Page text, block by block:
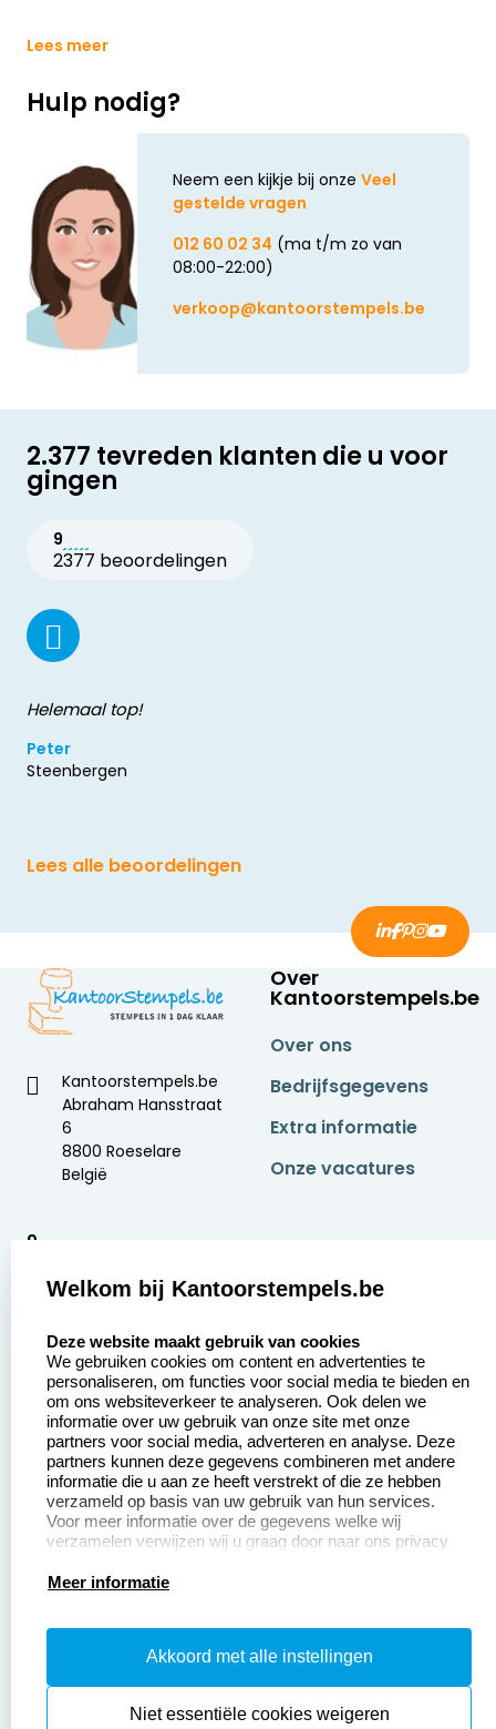
Lees meer
Hulp nodig?
Neem een kijkje bij onze Veel
gestelde vragen
012 60 02 34 (ma t/m zo van
08:00-22:00)
verkoop@kantoorstempels.be
2.377 tevreden klanten die u voor
gingen
9
2377 beoordelingen
Helemaal top!
Peter
Steenbergen
Lees alle beoordelingen
Kantoorstempels.be
Abraham Hansstraat
6
8800 Roeselare
België
9
Over
Kantoorstempels.be
Over ons
Bedrijfsgegevens
Extra informatie
Onze vacatures
Aanvraag op maat
Betaling &
Verzending
Wederverkoper
worden
Contact opnemen
Veel gestelde vragen
Retourneren
Herroepingsrecht
Productinformatie:
Instructiepagina
Safety Sheets
Welkom bij Kantoorstempels.be
Deze website maakt gebruik van cookies
We gebruiken cookies om content en advertenties te
personaliseren, om functies voor social media te bieden en
om ons websiteverkeer te analyseren. Ook delen we
informatie over uw gebruik van onze site met onze
partners voor social media, adverteren en analyse. Deze
partners kunnen deze gegevens combineren met andere
informatie die u aan ze heeft verstrekt of die ze hebben
verzameld op basis van uw gebruik van hun services.
Voor meer informatie over de gegevens welke wij
verzamelen verwijzen wij u graag door naar ons privacy
Meer informatie
Akkoord met alle instellingen
Niet essentiële cookies weigeren